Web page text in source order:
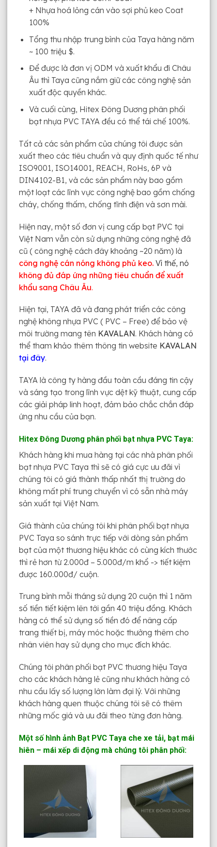
+ Nhựa hoá lỏng cán vào sợi phủ keo Coat
100%
Tổng thu nhập trung bình của Taya hàng năm
~ 100 triệu $.
Để được là đơn vị ODM và xuất khẩu đi Châu
Âu thì Taya cũng nắm giữ các công nghệ sản
xuất độc quyền khác.
Và cuối cùng, Hitex Đông Dương phân phối
bạt nhựa PVC TAYA đều có thể tái chế 100%.
Tất cả các sản phẩm của chúng tôi được sản
xuất theo các tiêu chuẩn và quy định quốc tế như
ISO9001, ISO14001, REACH, RoHs, 6P và
DIN4102-B1, và các sản phẩm này bao gồm
một loạt các lĩnh vực công nghệ bao gồm chống
cháy, chống thấm, chống tĩnh điện và sơn mài.
Hiện nay, một số đơn vị cung cấp bạt PVC tại
Việt Nam vẫn còn sử dụng những công nghệ đã
cũ ( công nghệ cách đây khoảng ~20 năm) là
công nghệ cán nóng không phủ keo. Vì thế, nó
không đủ đáp ứng những tiêu chuẩn để xuất
khẩu sang Châu Âu.
Hiện tại, TAYA đã và đang phát triển các công
nghệ không nhựa PVC ( PVC – Free) để bảo vệ
môi trường mang tên KAVALAN. Khách hàng có
thể tham khảo thêm thông tin website KAVALAN
tại đây.
TAYA là công ty hàng đầu toàn cầu đáng tin cậy
và sáng tạo trong lĩnh vực dệt kỹ thuật, cung cấp
các giải pháp linh hoạt, đảm bảo chắc chắn đáp
ứng nhu cầu của bạn.
Hitex Đông Dương phân phối bạt nhựa PVC Taya:
Khách hàng khi mua hàng tại các nhà phân phối
bạt nhựa PVC Taya thì sẽ có giá cực ưu đãi vì
chúng tôi có giá thành thấp nhất thị trường do
không mất phí trung chuyển vì có sẵn nhà máy
sản xuất tại Việt Nam.
Giá thành của chúng tôi khi phân phối bạt nhựa
PVC Taya so sánh trực tiếp với dòng sản phẩm
bạt của một thương hiệu khác có cùng kích thước
thì rẻ hơn từ 2.000đ – 5.000đ/m khổ -> tiết kiệm
được 160.000đ/ cuộn.
Trung bình mỗi tháng sử dụng 20 cuộn thì 1 năm
số tiền tiết kiệm lên tới gần 40 triệu đồng. Khách
hàng có thể sử dụng số tiền đó để nâng cấp
trang thiết bị, máy móc hoặc thưởng thêm cho
nhân viên hay sử dụng cho mục đích khác.
Chúng tôi phân phối bạt PVC thương hiệu Taya
cho các khách hàng lẻ cũng như khách hàng có
nhu cầu lấy số lượng lớn làm đại lý. Với những
khách hàng quen thuộc chúng tôi sẽ có thêm
những mốc giá và ưu đãi theo từng đơn hàng.
Một số hình ảnh Bạt PVC Taya che xe tải, bạt mái
hiên – mái xếp di động mà chúng tôi phân phối: